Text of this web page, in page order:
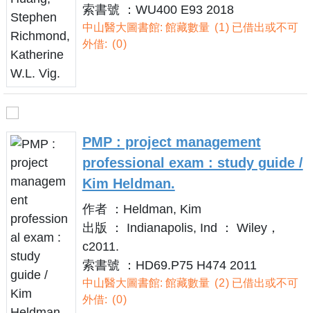
索書號 ：WU400 E93 2018
中山醫大圖書館: 館藏數量 1 已借出或不可
外借:
0
PMP : project management
professional exam : study guide /
Kim Heldman.
作者 ：Heldman, Kim
出版 ： Indianapolis, Ind ： Wiley，
c2011.
索書號 ：HD69.P75 H474 2011
中山醫大圖書館: 館藏數量 2 已借出或不可
外借:
0